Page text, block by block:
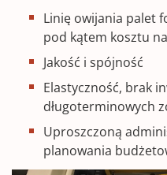
Linię owijania palet
pod kątem kosztu
Jakość i spójność
Elastyczność, brak
długoterminowych
Uproszczoną
planowania